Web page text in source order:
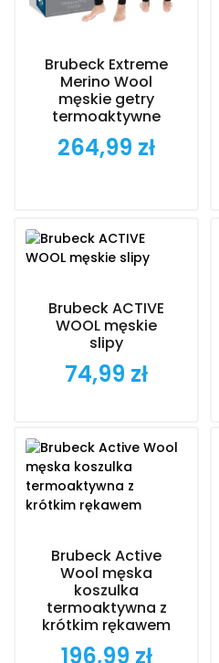
Brubeck Extreme
Merino Wool
męskie getry
termoaktywne
Cena
264,99 zł
Brubeck ACTIVE
WOOL męskie
slipy
Cena
74,99 zł
Brubeck Active
Wool męska
koszulka
termoaktywna z
krótkim rękawem
Cena
196,99 zł